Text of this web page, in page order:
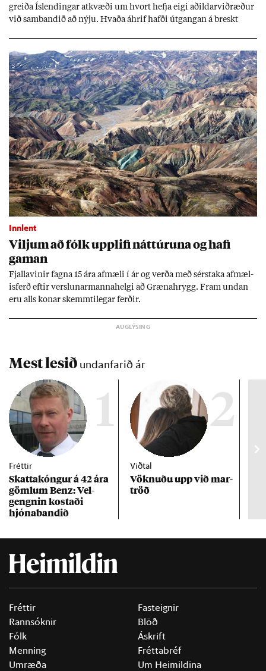
greiða Ís­lend­ing­ar at­kvæði um hvort hefja eigi að­ild­ar­við­ræð­ur
við sam­band­ið að nýju. Hvaða áhrif hafði út­gang­an á breskt
Innlent
Vilj­um að fólk upp­lifi nátt­úr­una og hafi
gam­an
Fjalla­vin­ir fagna 15 ára af­mæli í ár og verða með sér­staka af­mæl­
is­ferð eft­ir versl­un­ar­manna­helgi að Græna­hrygg. Fram und­an
eru alls kon­ar skemmti­leg­ar ferð­ir.
Mest lesið undanfarið ár
1
Fréttir
Skattakóng­ur á 42 ára
göml­um Benz: Vel­
gengn­in kostaði
hjóna­band­ið
2
Viðtal
Vökn­uðu upp við mar­
tröð
Fréttir
Rannsóknir
Fólk
Menning
Umræða
Fasteignir
Blöð
Áskrift
Fréttabréf
Um Heimildina